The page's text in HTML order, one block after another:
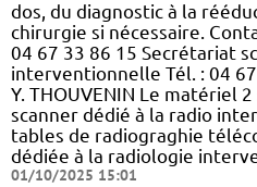
dos, du diagnostic à la
chirurgie si nécessaire.
04 67 33 86 15 Secrétariat
interventionnelle Tél. : 04
Y. THOUVENIN Le matériel
scanner dédié à la radio
tables de radiograghie
dédiée à la radiologie
01/10/2025 15:01